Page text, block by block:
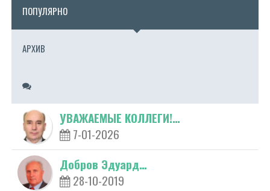
ПОПУЛЯРНО
АРХИВ
УВАЖАЕМЫЕ КОЛЛЕГИ!…
7-01-2026
Добров Эдуард…
28-10-2019